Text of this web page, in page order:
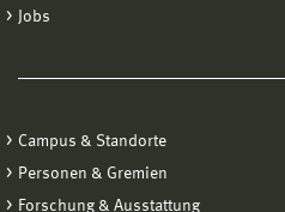
Jobs
Campus & Standorte
Personen & Gremien
Forschung & Ausstattung